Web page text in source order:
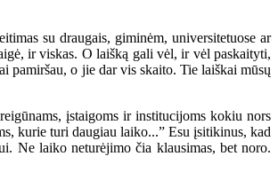
su draugais, giminėm, universitetuose ar
ir viskas. O laišką gali vėl, ir vėl paskaityti,
pamiršau, o jie dar vis skaito. Tie laiškai mūsų
įstaigoms ir institucijoms kokiu nors
kurie turi daugiau laiko...” Esu įsitikinus, kad
Ne laiko neturėjimo čia klausimas, bet noro.